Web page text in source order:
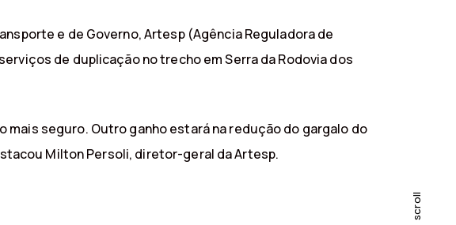
scroll
e de Governo, Artesp (Agência Reguladora de
de duplicação no trecho em Serra da Rodovia dos
seguro. Outro ganho estará na redução do gargalo do
Milton Persoli, diretor-geral da Artesp.